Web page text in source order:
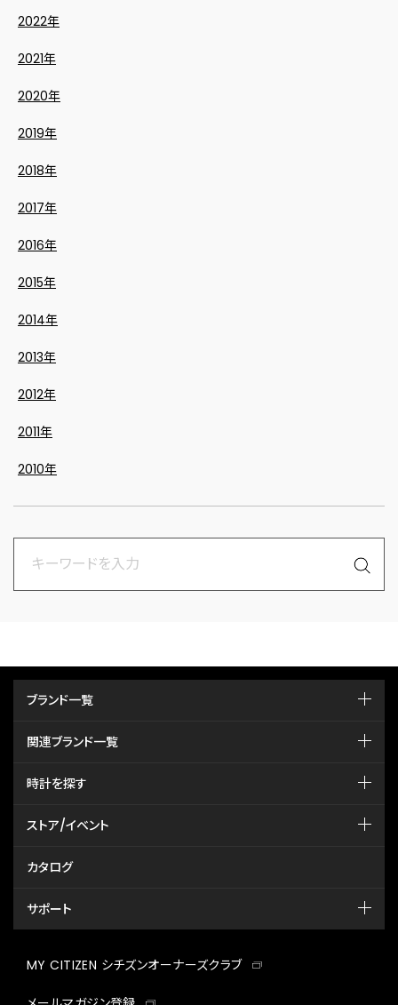
2022年
2021年
2020年
2019年
2018年
2017年
2016年
2015年
2014年
2013年
2012年
2011年
2010年
ブランド一覧
関連ブランド一覧
時計を探す
ストア/イベント
カタログ
サポート
MY CITIZEN シチズンオーナーズクラブ